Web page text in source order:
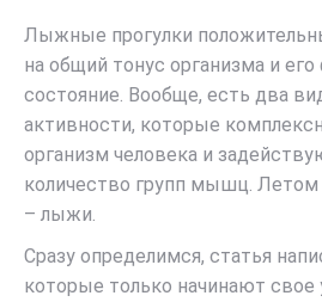
Лыжные прогулки
на общий тонус организма и
состояние. Вообще, есть два
активности, которые
организм человека и
количество групп мышц. Летом
– лыжи.
Сразу определимся, статья
которые только начинают свое